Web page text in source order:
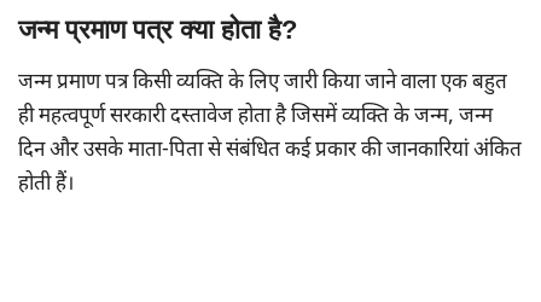
जन्म प्रमाण पत्र क्या होता है?
जन्म प्रमाण पत्र किसी व्यक्ति के लिए जारी किया जाने वाला एक बहुत
ही महत्वपूर्ण सरकारी दस्तावेज होता है जिसमें व्यक्ति के जन्म, जन्म
दिन और उसके माता-पिता से संबंधित कई प्रकार की जानकारियां अंकित
होती हैं।